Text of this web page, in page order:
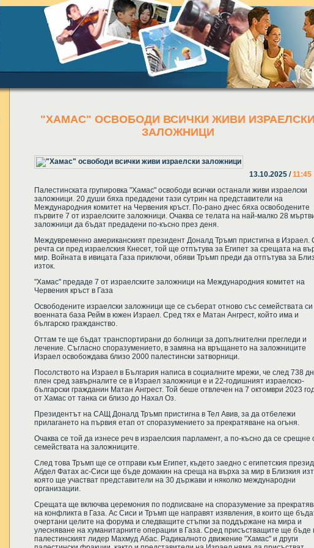
"ХАМАС" ОСВОБОДИ ВСИЧКИ ЖИВИ ИЗРАЕЛСКИ
ЗАЛОЖНИЦИ
13.10.2025 /11:45
Палестинската групировка "Хамас" освободи всички останали живи израелски
заложници. 20 души бяха предадени тази сутрин на представители на
Международния комитет на Червения кръст. По-рано днес бяха освободените
първите 7 от израелските заложници. Очаква се телата на най-малко 28
заложници да бъдат предадени по-късно през деня.
Междувременно американският президент Доналд Тръмп пристигна в Израел.
речта си пред израелския Кнесет, той ще отпътува за Египет за срещата на
мир. Войната в ивицата Газа приключи, обяви Тръмп преди да отпътува за
изток.
"Хамас" предаде 7 от израелските заложници на Международния комитет на
Червения кръст в Газа
Освободените израелски заложници ще се съберат отново със семействата си
военната база Рейм в южен Израел. Сред тях е Матан Ангрест, който има и
българско гражданство.
Оттам те ще бъдат транспортирани до болници за допълнителни прегледи и
лечение. Съгласно споразумението, в замяна на връщането на заложниците
Израел освобождава близо 2000 палестински затворници.
Посолството на Израел в България написа в социалните мрежи, че след 738
плен сред завърналите се в Израел заложници е и 22-годишният израелско-
български гражданин Матан Ангрест. Той беше отвлечен на 7 октомври 2023
от Хамас от танка си близо до Нахал Оз.
Президентът на САЩ Доналд Тръмп пристигна в Тел Авив, за да отбележи
прилагането на първия етап от споразумението за прекратяване на огъня.
Очаква се той да изнесе реч в израелския парламент, а по-късно да се срещне
семействата на заложниците.
След това Тръмп ще се отправи към Египет, където заедно с египетския
Абдел Фатах ас-Сиси ще бъде домакин на среща на върха за мир в Близкия
която ще участват представители на 30 държави и няколко международни
организации.
Срещата ще включва церемония по подписване на споразумение за
на конфликта в Газа. Ас Сиси и Тръмп ще направят изявления, в които ще
очертани целите на форума и следващите стъпки за поддържане на мира и
улесняване на хуманитарните операции в Газа. Сред присъстващите ще бъде
палестинският лидер Махмуд Абас. Радикалното движение "Хамас" и други